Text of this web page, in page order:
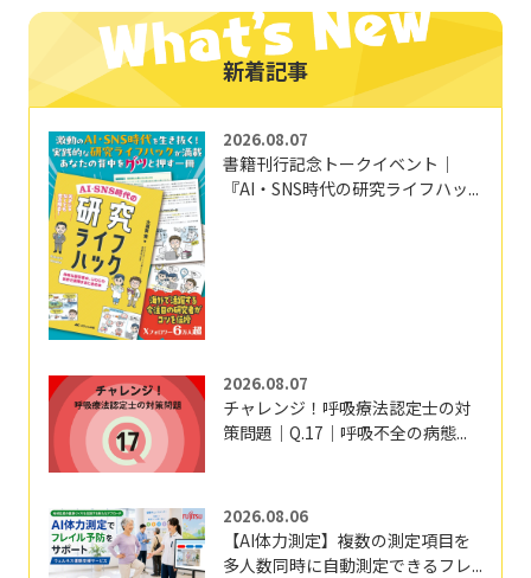
新着記事
2026.08.07
書籍刊行記念トークイベント｜
『AI・SNS時代の研究ライフハッ...
2026.08.07
チャレンジ！呼吸療法認定士の対
策問題｜Q.17｜呼吸不全の病態...
2026.08.06
【AI体力測定】複数の測定項目を
多人数同時に自動測定できるフレ...